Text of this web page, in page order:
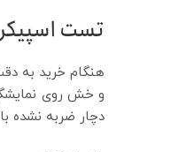
تست
هنگام خرید به
و خش روی
دچار ضربه نشده